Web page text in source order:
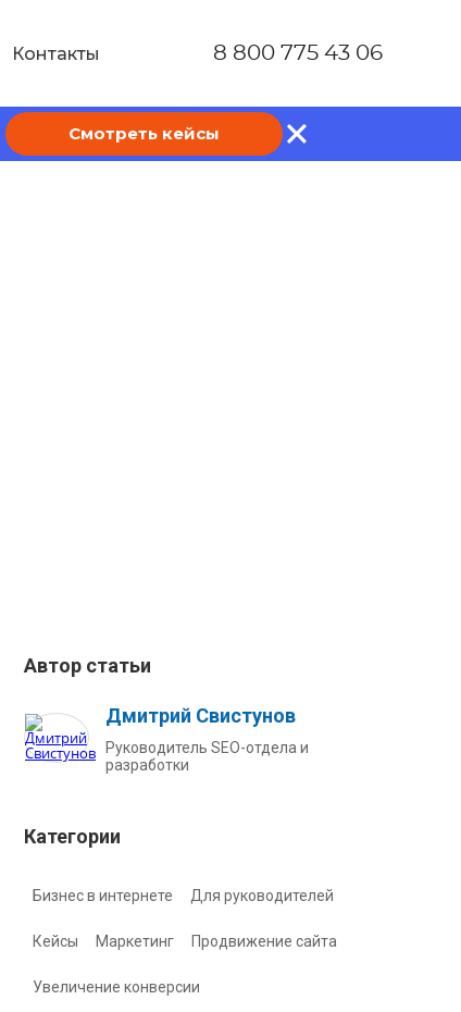
Контакты 8 800 775 43 06
Смотреть кейсы
Автор статьи
Дмитрий Свистунов
Руководитель SEO-отдела и
разработки
Категории
Бизнес в интернете Для руководителей
Кейсы Маркетинг Продвижение сайта
Увеличение конверсии